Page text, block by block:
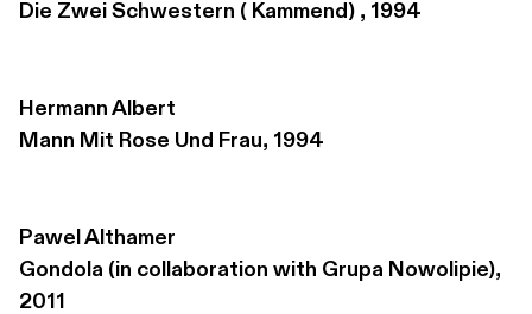
Die Zwei Schwestern ( Kammend) , 1994
Hermann Albert
Mann Mit Rose Und Frau, 1994
Pawel Althamer
Gondola (in collaboration with Grupa Nowolipie),
2011